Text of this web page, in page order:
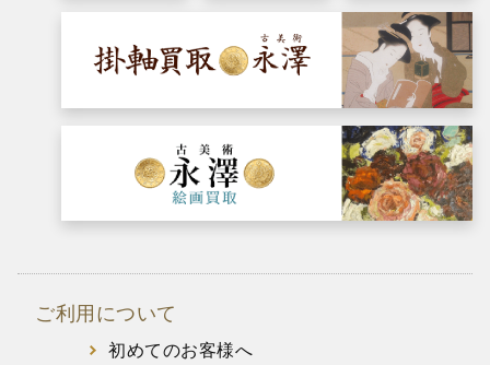
ご利用について
初めてのお客様へ